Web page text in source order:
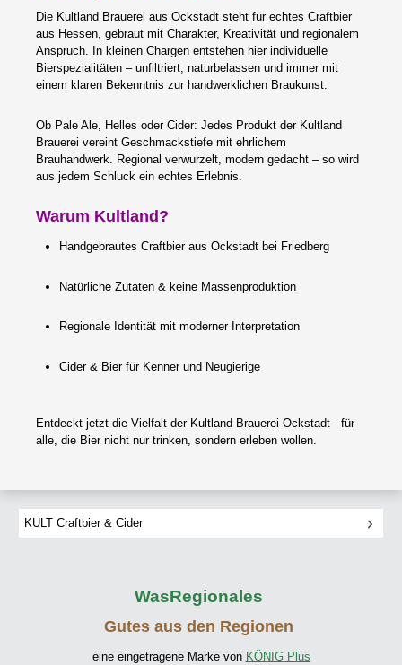
Die Kultland Brauerei aus Ockstadt steht für echtes Craftbier
aus Hessen, gebraut mit Charakter, Kreativität und regionalem
Anspruch. In kleinen Chargen entstehen hier individuelle
Bierspezialitäten – unfiltriert, naturbelassen und immer mit
einem klaren Bekenntnis zur handwerklichen Braukunst.
Ob Pale Ale, Helles oder Cider: Jedes Produkt der Kultland
Brauerei vereint Geschmackstiefe mit ehrlichem
Brauhandwerk. Regional verwurzelt, modern gedacht – so wird
aus jedem Schluck ein echtes Erlebnis.
Warum Kultland?
Handgebrautes Craftbier aus Ockstadt bei Friedberg
Natürliche Zutaten & keine Massenproduktion
Regionale Identität mit moderner Interpretation
Cider & Bier für Kenner und Neugierige
Entdeckt jetzt die Vielfalt der Kultland Brauerei Ockstadt - für
alle, die Bier nicht nur trinken, sondern erleben wollen.
KULT Craftbier & Cider
WasRegionales
Gutes aus den Regionen
eine eingetragene Marke von KÖNIG Plus